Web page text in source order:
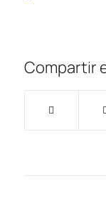
Compartir